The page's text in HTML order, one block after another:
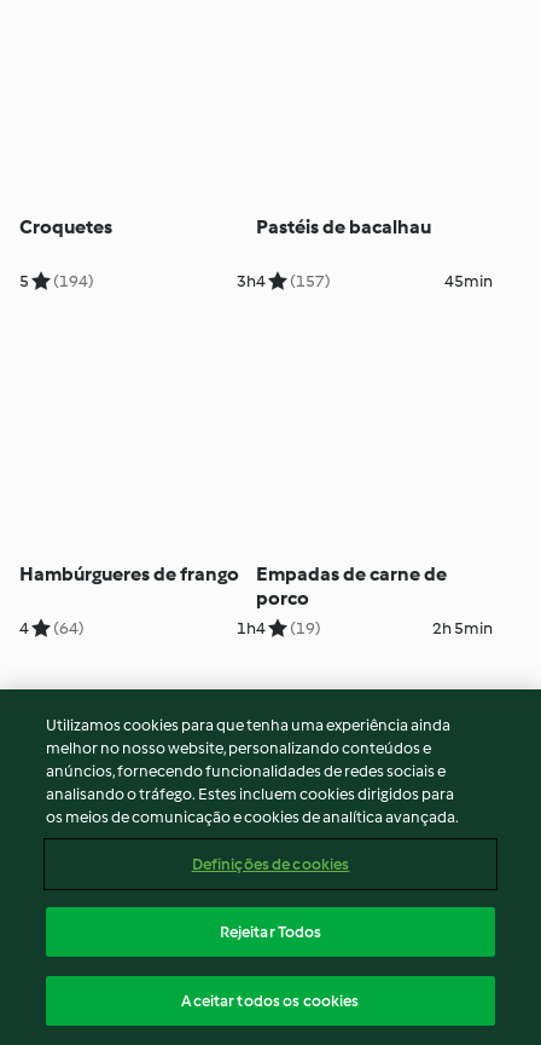
Croquetes
5 (194) 3h
Pastéis de bacalhau
4 (157) 45min
Hambúrgueres de frango
4 (64) 1h
Empadas de carne de
porco
4 (19) 2h 5min
(11) 2h5 (1.8K) 4h
Utilizamos cookies para que tenha uma experiência ainda
melhor no nosso website, personalizando conteúdos e
anúncios, fornecendo funcionalidades de redes sociais e
analisando o tráfego. Estes incluem cookies dirigidos para
os meios de comunicação e cookies de analítica avançada.
Definições de cookies
Rejeitar Todos
Aceitar todos os cookies